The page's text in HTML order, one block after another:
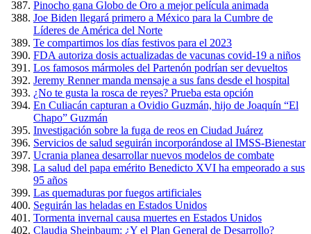
Pinocho gana Globo de Oro a mejor película animada
Joe Biden llegará primero a México para la Cumbre de
Líderes de América del Norte
Te compartimos los días festivos para el 2023
FDA autoriza dosis actualizadas de vacunas covid-19 a niños
Los famosos mármoles del Partenón podrían ser devueltos
Jeremy Renner manda mensaje a sus fans desde el hospital
¿No te gusta la rosca de reyes? Prueba esta opción
En Culiacán capturan a Ovidio Guzmán, hijo de Joaquín “El
Chapo” Guzmán
Investigación sobre la fuga de reos en Ciudad Juárez
Servicios de salud seguirán incorporándose al IMSS-Bienestar
Ucrania planea desarrollar nuevos modelos de combate
La salud del papa emérito Benedicto XVI ha empeorado a sus
95 años
Las quemaduras por fuegos artificiales
Seguirán las heladas en Estados Unidos
Tormenta invernal causa muertes en Estados Unidos
Claudia Sheinbaum: ¿Y el Plan General de Desarrollo?